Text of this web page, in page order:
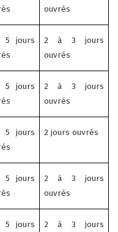
ouvrés
5 jours
2 à 3 jours
ouvrés
5 jours
2 à 3 jours
ouvrés
5 jours
2 jours ouvrés
5 jours
2 à 3 jours
ouvrés
5 jours
2 à 3 jours